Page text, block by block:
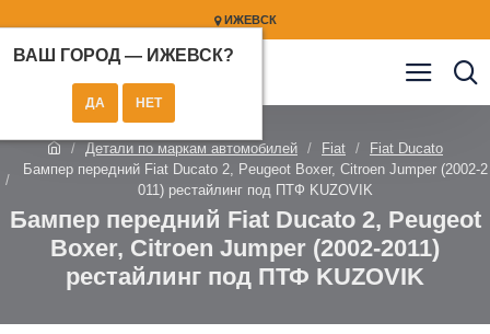
ИЖЕВСК
ВАШ ГОРОД — ИЖЕВСК?
Детали по маркам автомобилей Fiat
Fiat Ducato
Бампер передний Fiat Ducato 2, Peugeot Boxer, Citroen Jumper (2002-2
011) рестайлинг под ПТФ KUZOVIK
Бампер передний Fiat Ducato 2, Peugeot
Boxer, Citroen Jumper (2002-2011)
рестайлинг под ПТФ KUZOVIK